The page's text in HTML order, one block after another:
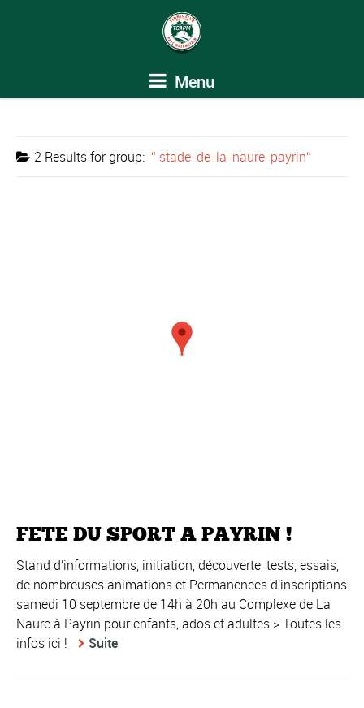
Menu
2 Results forgroup: stade-de-la-naure-payrin
FETE DU SPORT A PAYRIN !
Stand d'informations, initiation, découverte, tests, essais,
de nombreuses animations et Permanences d'inscriptions
samedi 10 septembre de 14h à 20h au Complexe de La
Naure à Payrin pour enfants, ados et adultes > Toutes les
infos ici !
Suite